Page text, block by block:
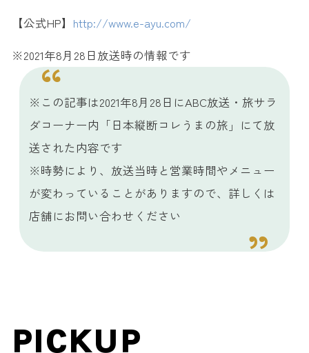
【公式HP】 http://www.e-ayu.com/
※2021年8月28日放送時の情報です
※この記事は2021年8月28日にABC放送・旅サラ
ダコーナー内「日本縦断コレうまの旅」にて放
送された内容です
※時勢により、放送当時と営業時間やメニュー
が変わっていることがありますので、詳しくは
店舗にお問い合わせください
PICKUP